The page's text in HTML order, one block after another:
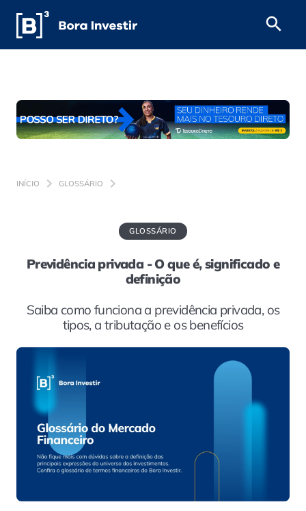
INÍCIO GLOSSÁRIO
GLOSSÁRIO
Previdência privada - O que é, significado e
definição
Saiba como funciona a previdência privada, os
tipos, a tributação e os benefícios